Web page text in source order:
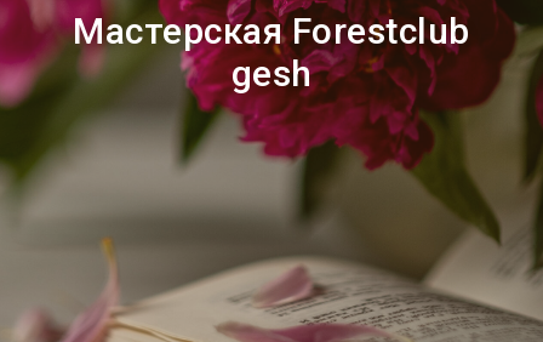
Мастерская Forestclub
gesh